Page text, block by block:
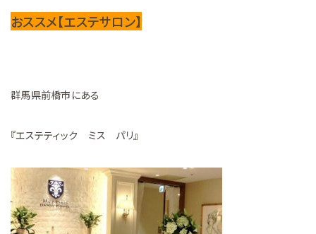
おススメ【エステサロン】
群馬県前橋市にある
『エステティック ミス パリ』